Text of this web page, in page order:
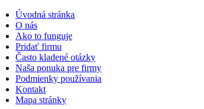
Úvodná stránka
O nás
Ako to funguje
Pridať firmu
Často kladené otázky
Naša ponuka pre firmy
Podmienky používania
Kontakt
Mapa stránky